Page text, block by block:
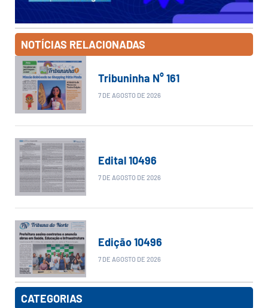
NOTÍCIAS RELACIONADAS
Tribuninha N° 161
7 DE AGOSTO DE 2026
Edital 10496
7 DE AGOSTO DE 2026
Edição 10496
7 DE AGOSTO DE 2026
CATEGORIAS